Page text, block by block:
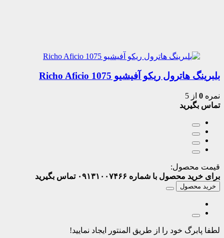
بلبرینگ هاترول ریکو آفیشیو 1075 Richo Aficio
نمره 0 از 5
تماس بگیرید
قیمت محصول:
برای خرید محصول با شماره ۰۹۱۳۱۰۰۷۴۶۶ تماس بگیرید
خرید محصول
لطفا پابرگ خود را از طریق المنتور ایجاد نمایید!